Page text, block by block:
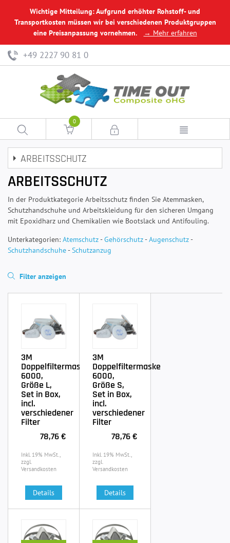
Wichtige Mitteilung: Aufgrund erhöhter Rohstoff- und
Transportkosten müssen wir bei verschiedenen Produktgruppen
eine Preisanpassung vornehmen.
→ Mehr erfahren
+49 2227 90 81 0
0
ARBEITSSCHUTZ
ARBEITSSCHUTZ
In der Produktkategorie Arbeitsschutz finden Sie Atemmasken,
Schutzhandschuhe und Arbeitskleidung für den sicheren Umgang
mit Epoxidharz und Chemikalien wie Bootslack und Antifouling.
Unterkategorien: Atemschutz-Gehörschutz-Augenschutz-
Schutzhandschuhe-Schutzanzug
Filter anzeigen
3M
Doppelfiltermaske
6000,
Größe L,
Set in Box,
incl.
verschiedener
Filter
78,76 €
Inkl. 19% MwSt.,
zzgl.
Versandkosten
Details
3M
Doppelfiltermaske
6000,
Größe S,
Set in Box,
incl.
verschiedener
Filter
78,76 €
Inkl. 19% MwSt.,
zzgl.
Versandkosten
Details